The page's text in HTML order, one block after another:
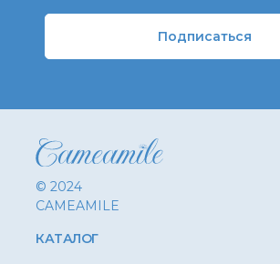
Подписаться
© 2024
CAMEAMILE
КАТАЛОГ